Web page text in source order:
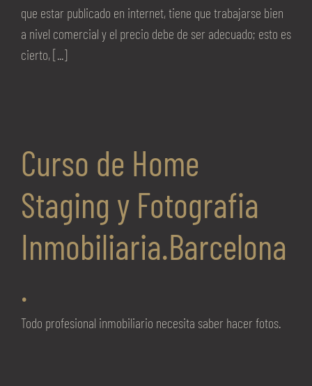
que estar publicado en internet, tiene que trabajarse bien
a nivel comercial y el precio debe de ser adecuado; esto es
cierto, [...]
Curso de Home
Staging y Fotografia
Inmobiliaria.Barcelona
.
Todo profesional inmobiliario necesita saber hacer fotos.